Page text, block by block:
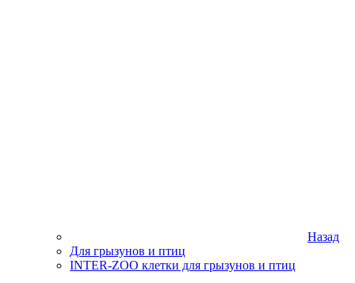
Назад
Для грызунов и птиц
INTER-ZOO клетки для грызунов и птиц